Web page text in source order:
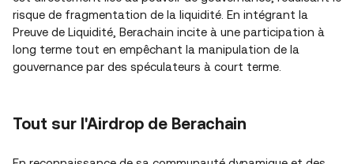
risque de fragmentation de la liquidité. En intégrant la
Preuve de Liquidité, Berachain incite à une participation à
long terme tout en empêchant la manipulation de la
gouvernance par des spéculateurs à court terme.
Tout sur l'Airdrop de Berachain